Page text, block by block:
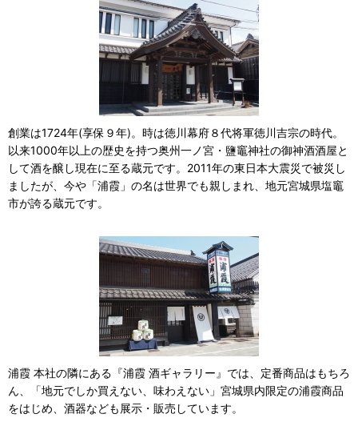
創業は1724年(享保９年)。時は徳川幕府８代将軍徳川吉宗の時代。
以来1000年以上の歴史を持つ奥州一ノ宮・鹽竈神社の御神酒酒屋と
して酒を醸し現在に至る蔵元です。2011年の東日本大震災で被災し
ましたが、今や「浦霞」の名は世界でも親しまれ、地元宮城県塩竈
市が誇る蔵元です。
浦霞 本社の隣にある『浦霞 酒ギャラリー』では、定番商品はもちろ
ん、「地元でしか買えない、味わえない」宮城県内限定の浦霞商品
をはじめ、酒器なども展示・販売しています。